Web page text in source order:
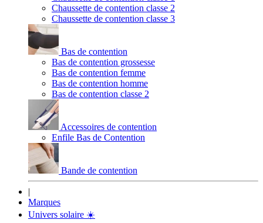
Chaussette de contention classe 2
Chaussette de contention classe 3
Bas de contention
Bas de contention grossesse
Bas de contention femme
Bas de contention homme
Bas de contention classe 2
Accessoires de contention
Enfile Bas de Contention
Bande de contention
|
Marques
Univers solaire ☀️